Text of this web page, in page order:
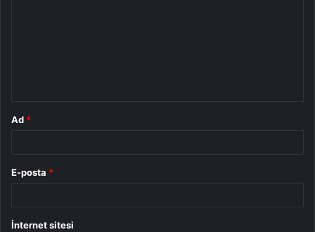
Ad *
E-posta *
İnternet sitesi